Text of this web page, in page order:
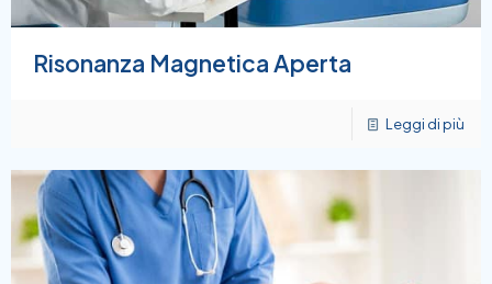
Risonanza Magnetica Aperta
Leggi di più